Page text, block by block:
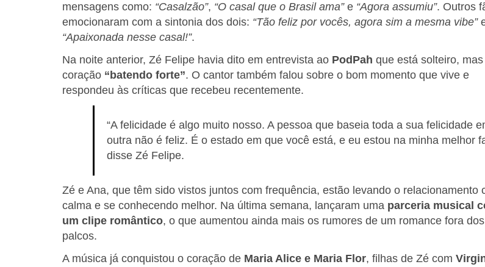
mensagens como: “Casalzão”, “O casal que o Brasil ama”e “Agora assumiu”. Outros
emocionaram com a sintonia dos dois: “Tão feliz por vocês, agora sim a mesma vibe”
“Apaixonada nesse casal!”.
Na noite anterior, Zé Felipe havia dito em entrevista ao PodPah que está solteiro,
coração “batendo forte”. O cantor também falou sobre o bom momento que vive e
respondeu às críticas que recebeu recentemente.
“A felicidade é algo muito nosso. A pessoa que baseia toda a sua felicidade
outra não é feliz. É o estado em que você está, e eu estou na minha melhor
disse Zé Felipe.
Zé e Ana, que têm sido vistos juntos com frequência, estão levando o relacionamento
calma e se conhecendo melhor. Na última semana, lançaram uma parceria musical
um clipe romântico, o que aumentou ainda mais os rumores de um romance fora dos
palcos.
A música já conquistou o coração de Maria Alice e Maria Flor, filhas de Zé com